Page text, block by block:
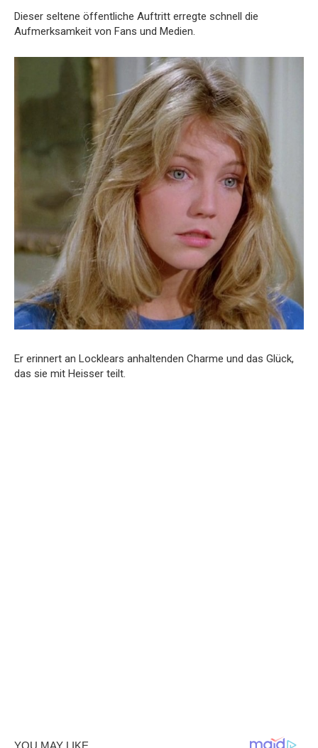
Dieser seltene öffentliche Auftritt erregte schnell die
Aufmerksamkeit von Fans und Medien.
Er erinnert an Locklears anhaltenden Charme und das Glück,
das sie mit Heisser teilt.